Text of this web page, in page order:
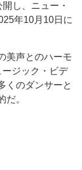
し、ニュー・
年10月10日に
美声とのハーモ
ジック・ビデ
くのダンサーと
だ。